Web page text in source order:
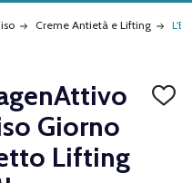
Creme Antietà e Lifting
Giorno
Lifting